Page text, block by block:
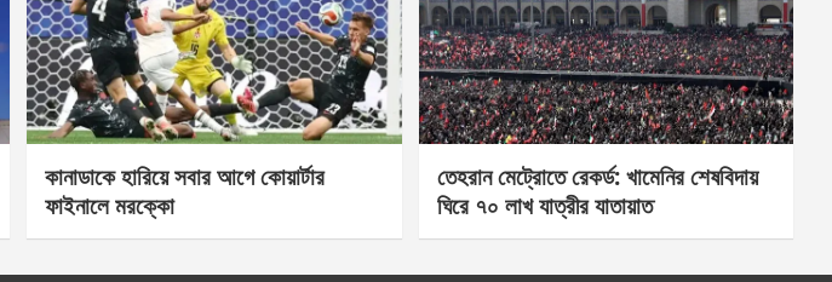
কানাডাকে হারিয়ে সবার আগে কোয়ার্টার
ফাইনালে মরক্কো
তেহরান মেট্রোতে রেকর্ড: খামেনির শেষবিদায়
ঘিরে ৭০ লাখ যাত্রীর যাতায়াত